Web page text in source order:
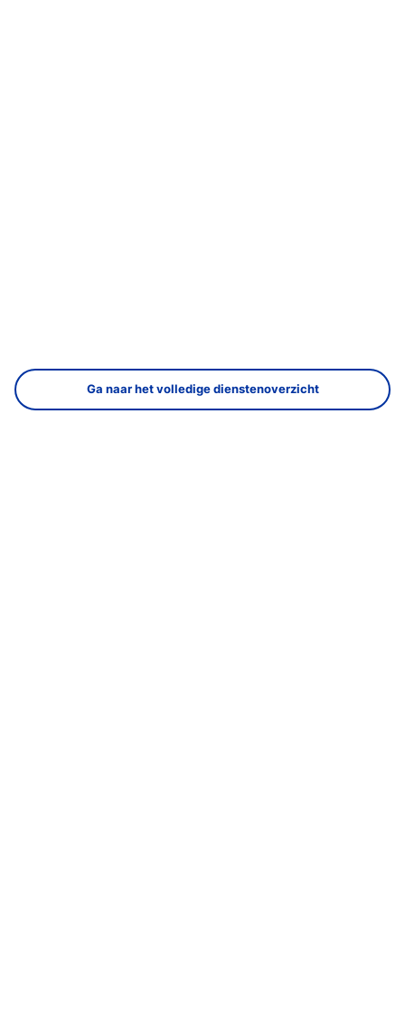
Ga naar het volledige dienstenoverzicht